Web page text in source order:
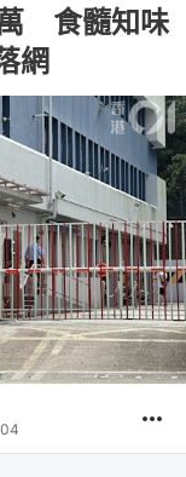
食髓知味
網